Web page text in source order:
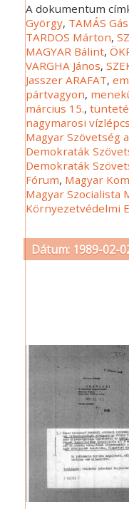
A dokumentum
György, TAMÁS
TARDOS Márton,
MAGYAR Bálint,
VARGHA János,
Jasszer ARAFAT,
pártvagyon,
március 15.,
nagymarosi
Magyar Szövetség
Demokraták
Demokraták
Fórum, Magyar
Magyar Szocialista
Környezetvédelmi
Dátum: 1989-02-